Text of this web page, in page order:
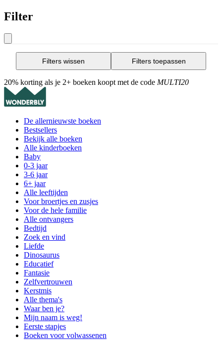
Filter
Filters wissen Filters toepassen
20% korting als je 2+ boeken koopt met de code MULTI20
De allernieuwste boeken
Bestsellers
Bekijk alle boeken
Alle kinderboeken
Baby
0-3 jaar
3-6 jaar
6+ jaar
Alle leeftijden
Voor broertjes en zusjes
Voor de hele familie
Alle ontvangers
Bedtijd
Zoek en vind
Liefde
Dinosaurus
Educatief
Fantasie
Zelfvertrouwen
Kerstmis
Alle thema's
Waar ben je?
Mijn naam is weg!
Eerste stapjes
Boeken voor volwassenen